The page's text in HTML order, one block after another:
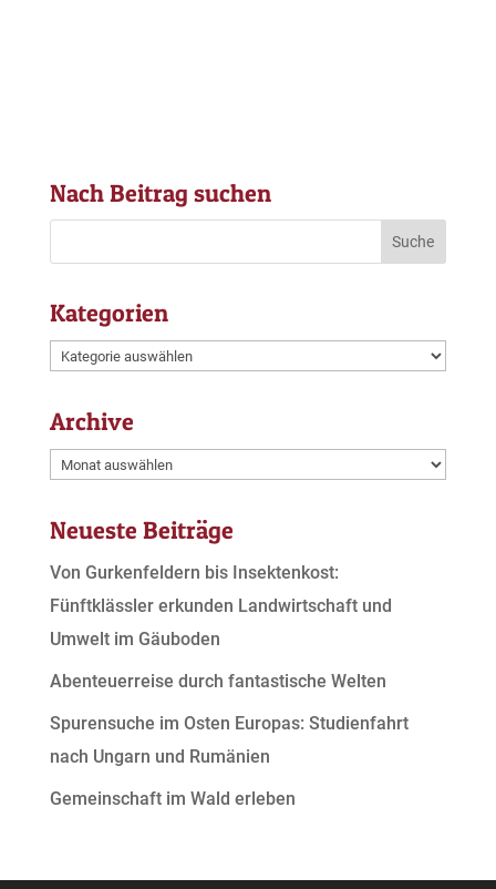
Nach Beitrag suchen
Kategorien
Kategorien
Archive
Archive
Neueste Beiträge
Von Gurkenfeldern bis Insektenkost:
Fünftklässler erkunden Landwirtschaft und
Umwelt im Gäuboden
Abenteuerreise durch fantastische Welten
Spurensuche im Osten Europas: Studienfahrt
nach Ungarn und Rumänien
Gemeinschaft im Wald erleben